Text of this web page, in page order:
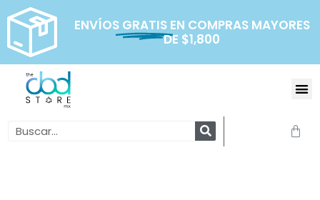
contenido
ENVÍOS GRATIS EN COMPRAS MAYORES
DE $1,800
Search